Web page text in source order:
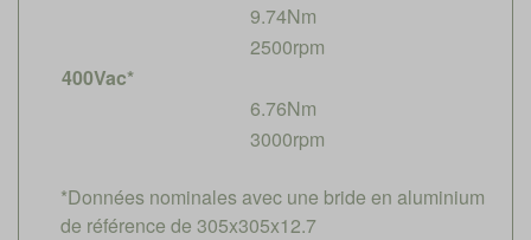
9.74Nm
2500rpm
400Vac*
6.76Nm
3000rpm
*Données nominales avec une bride en aluminium
de référence de 305x305x12.7